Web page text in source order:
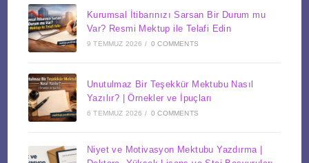
Kurumsal İtibarınızı Sarsan Bir Durum mu
Var? Resmi Mektup ile Telafi Edin
9 TEMMUZ 2026 / 0 COMMENTS
Unutulmaz Bir Teşekkür Mektubu Nasıl
Yazılır? | Örnekler ve İpuçları
6 TEMMUZ 2026 / 0 COMMENTS
Niyet ve Motivasyon Mektubu Yazdırma |